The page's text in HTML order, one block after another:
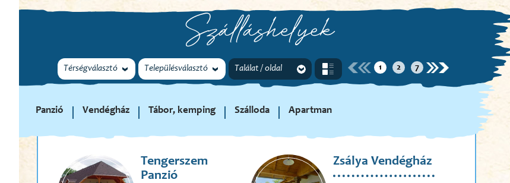
Szálláshelyek
Térségválasztó Településválasztó Találat / oldal 1 2 7
Panzió Vendégház Tábor, kemping Szálloda Apartman
Tengerszem
Panzió
Zsálya Vendégház